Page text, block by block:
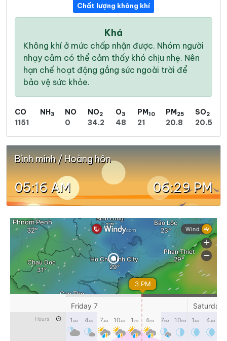
Chất lượng không khí
Khá
Không khí ở mức chấp nhận được. Nhóm người
nhạy cảm có thể cảm thấy khó chịu nhẹ. Nên
hạn chế hoạt động gắng sức ngoài trời để
bảo vệ sức khỏe.
CO
1151
NH3
NO
0
NO2
34.2
O3
48
PM10
21
PM25
20.8
SO2
20.5
Bình minh / Hoàng hôn
05:16 AM 06:29 PM